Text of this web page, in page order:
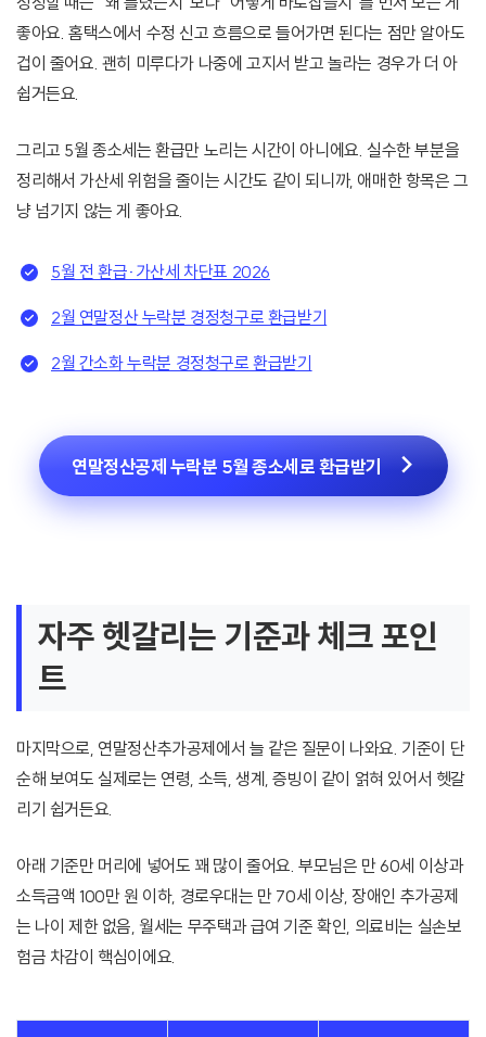
좋아요. 홈택스에서 수정 신고 흐름으로 들어가면 된다는 점만 알아도
겁이 줄어요. 괜히 미루다가 나중에 고지서 받고 놀라는 경우가 더 아
쉽거든요.
그리고 5월 종소세는 환급만 노리는 시간이 아니에요. 실수한 부분을
정리해서 가산세 위험을 줄이는 시간도 같이 되니까, 애매한 항목은 그
냥 넘기지 않는 게 좋아요.
5월 전 환급·가산세 차단표 2026
2월 연말정산 누락분 경정청구로 환급받기
2월 간소화 누락분 경정청구로 환급받기
연말정산공제 누락분 5월 종소세로 환급받기
자주 헷갈리는 기준과 체크 포인
트
마지막으로, 연말정산추가공제에서 늘 같은 질문이 나와요. 기준이 단
순해 보여도 실제로는 연령, 소득, 생계, 증빙이 같이 얽혀 있어서 헷갈
리기 쉽거든요.
아래 기준만 머리에 넣어도 꽤 많이 줄어요. 부모님은 만 60세 이상과
소득금액 100만 원 이하, 경로우대는 만 70세 이상, 장애인 추가공제
는 나이 제한 없음, 월세는 무주택과 급여 기준 확인, 의료비는 실손보
험금 차감이 핵심이에요.